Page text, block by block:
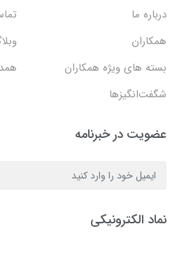
درباره ما
همکاران
بسته های ویژه همکاران
شگفت‌انگیزها
عضویت در خبرنامه
نماد الکترونیکی